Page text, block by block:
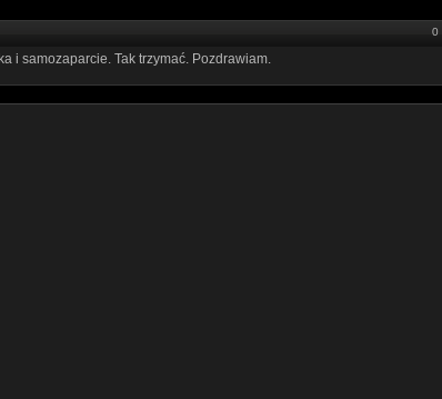
0
i samozaparcie. Tak trzymać. Pozdrawiam.